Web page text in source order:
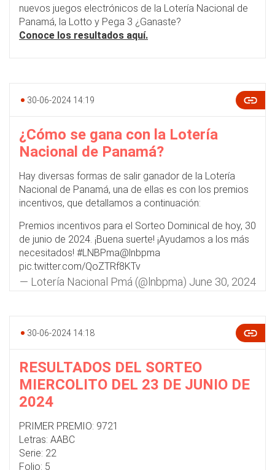
nuevos juegos electrónicos de la Lotería Nacional de
Panamá, la Lotto y Pega 3 ¿Ganaste?
Conoce los resultados aquí.
30-06-2024 14:19
¿Cómo se gana con la Lotería
Nacional de Panamá?
Hay diversas formas de salir ganador de la Lotería
Nacional de Panamá, una de ellas es con los premios
incentivos, que detallamos a continuación:
Premios incentivos para el Sorteo Dominical de hoy, 30
de junio de 2024. ¡Buena suerte! ¡Ayudamos a los más
necesitados! #LNBPma@lnbpma
pic.twitter.com/QoZTRf8KTv
— Lotería Nacional Pmá (@lnbpma) June 30, 2024
30-06-2024 14:18
RESULTADOS DEL SORTEO
MIERCOLITO DEL 23 DE JUNIO DE
2024
PRIMER PREMIO: 9721
Letras: AABC
Serie: 22
Folio: 5